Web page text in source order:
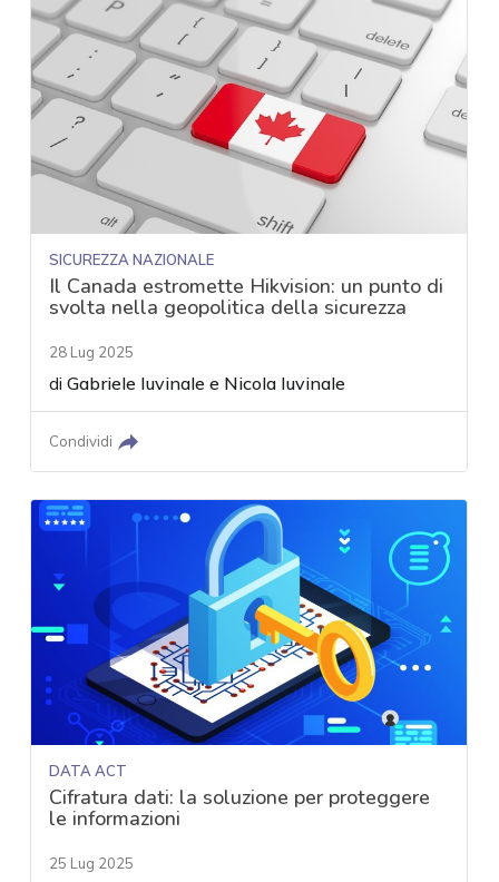
SICUREZZA NAZIONALE
Il Canada estromette Hikvision: un punto di
svolta nella geopolitica della sicurezza
28 Lug 2025
diGabriele Iuvinale e Nicola Iuvinale
Condividi
DATA ACT
Cifratura dati: la soluzione per proteggere
le informazioni
25 Lug 2025